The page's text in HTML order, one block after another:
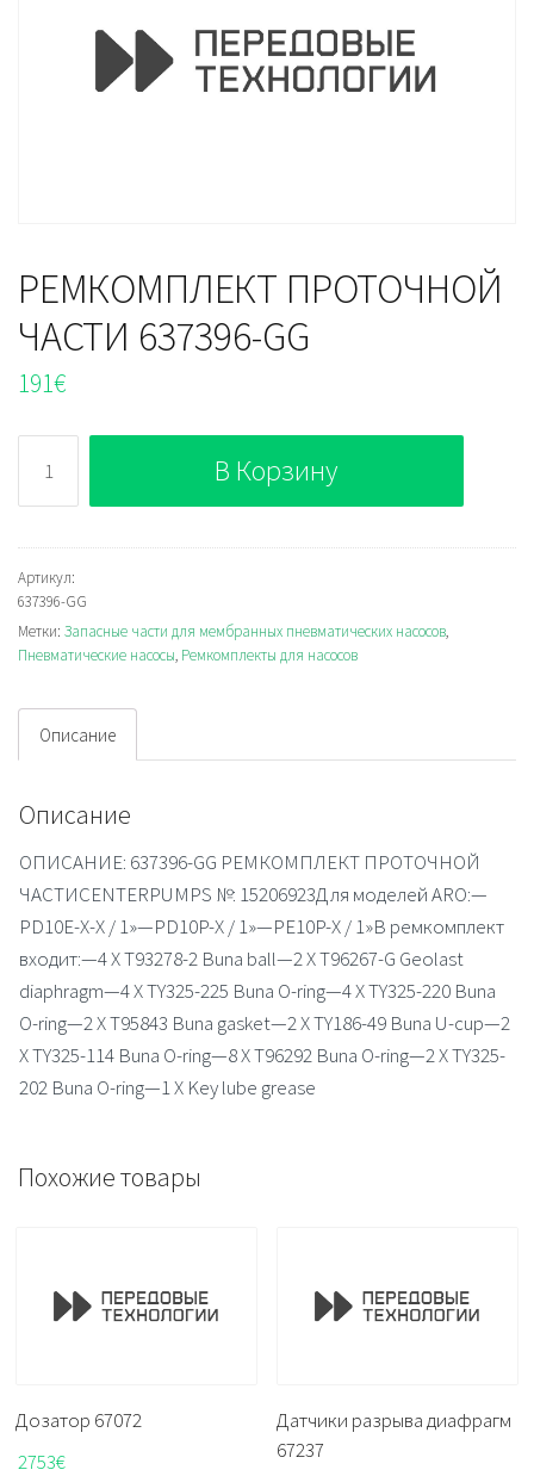
РЕМКОМПЛЕКТ ПРОТОЧНОЙ
ЧАСТИ 637396-GG
191€
РЕМКОМПЛЕКТ
ПРОТОЧНОЙ
ЧАСТИ
637396-
GG
В Корзину
Артикул:
637396-GG
Метки: Запасные части для мембранных пневматических насосов,
Пневматические насосы, Ремкомплекты для насосов
Описание
Описание
ОПИСАНИЕ: 637396-GG РЕМКОМПЛЕКТ ПРОТОЧНОЙ
ЧАСТИCENTERPUMPS №: 15206923Для моделей ARO:—
PD10E-X-X / 1»—PD10P-X / 1»—PE10P-X / 1»В ремкомплект
входит:—4 X T93278-2 Buna ball—2 X T96267-G Geolast
diaphragm—4 X TY325-225 Buna O-ring—4 X TY325-220 Buna
O-ring—2 X T95843 Buna gasket—2 X TY186-49 Buna U-cup—2
X TY325-114 Buna O-ring—8 X T96292 Buna O-ring—2 X TY325-
202 Buna O-ring—1 X Key lube grease
Похожие товары
Дозатор 67072
2753€
Датчики разрыва диафрагм
67237